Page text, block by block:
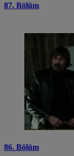
87. Bölüm
86. Bölüm